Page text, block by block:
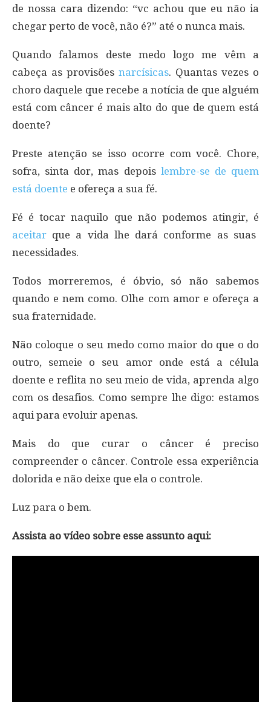
de nossa cara dizendo: “vc achou que eu não ia
chegar perto de você, não é?” até o nunca mais.
Quando falamos deste medo logo me vêm a
cabeça as provisões narcísicas. Quantas vezes o
choro daquele que recebe a notícia de que alguém
está com câncer é mais alto do que de quem está
doente?
Preste atenção se isso ocorre com você. Chore,
sofra, sinta dor, mas depoislembre-se de quem
está doente e ofereça a sua fé.
Fé é tocar naquilo que não podemos atingir, é
aceitar que a vida lhe dará conforme as suas
necessidades.
Todos morreremos, é óbvio, só não sabemos
quando e nem como. Olhe com amor e ofereça a
sua fraternidade.
Não coloque o seu medo como maior do que o do
outro, semeie o seu amor onde está a célula
doente e reflita no seu meio de vida, aprenda algo
com os desafios. Como sempre lhe digo: estamos
aqui para evoluir apenas.
Mais do que curar o câncer é preciso
compreender o câncer. Controle essa experiência
dolorida e não deixe que ela o controle.
Luz para o bem.
Assista ao vídeo sobre esse assunto aqui: